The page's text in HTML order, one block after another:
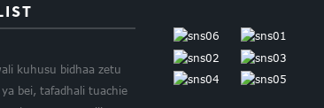
kuhusu bidhaa zetu
bei, tafadhali tuachie